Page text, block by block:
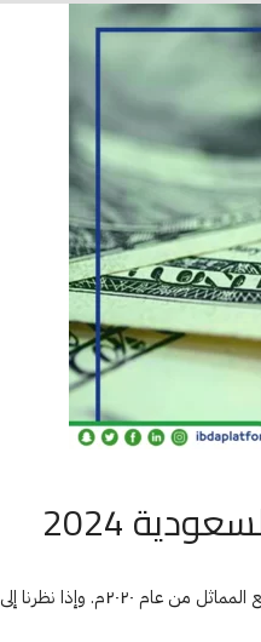
2024
بلغ صافي الاستثمار الأجنبي في المملكة العربية السعودية ٥١,٨٦ مليار ريال، أي أنه قد زاد بنسبة ١٥٧٤٪ عن الربع المماثل من عام ٢٠٢٠م. وإذا نظرنا إلى